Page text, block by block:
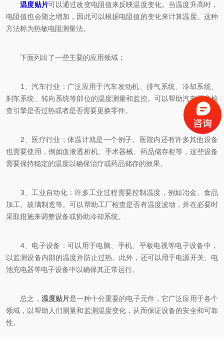
温度贴片可以通过改变电阻值来反映温度变化。当温度升高时，
电阻值也会随之增加，因此可以根据电阻值的变化来计算温度。这种
方法称为热敏电阻测量法。
下面列出了一些主要的应用领域：
1、汽车行业：广泛应用于汽车发动机、排气系统、冷却系统、
刹车系统、转向系统等部位的温度测量和监控。可以帮助汽车厂商检
查引擎是否过热或者是否需要更换零件。
2、医疗行业：体温计就是一个例子。医院内还有许多其他设备
也需要使用，例如血液透析机、手术器械、药品储存柜等，这些设备
需要保持稳定的温度以确保治疗或药品储存的效果。
3、工业自动化：许多工业过程需要控制温度，例如冶金、食品
加工、玻璃制造等。可以帮助工厂检查是否有温度波动，并在必要时
采取措施来调整设备或协助冷却系统。
4、电子设备：可以用于电脑、手机、平板电视等电子设备中，
以监测设备内部的温度并防止过热。此外，还可以用于电源开关、电
池充电器等电子设备中以确保其正常运行。
总之， 温度贴片是一种十分重要的电子元件，它广泛应用于各个
领域，以帮助人们测量和监测温度变化，从而保证设备的安全和可靠
性。